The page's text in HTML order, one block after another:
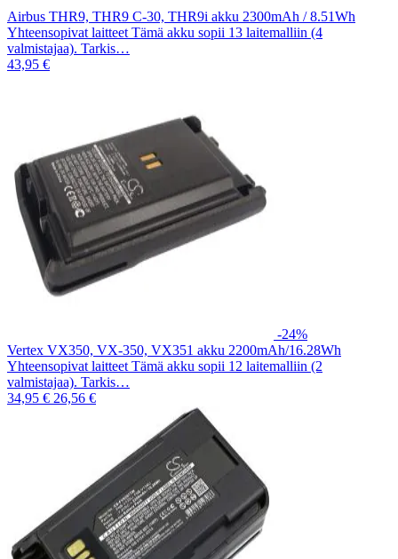
Airbus THR9, THR9 C-30, THR9i akku 2300mAh / 8.51Wh
Yhteensopivat laitteet Tämä akku sopii 13 laitemalliin (4
valmistajaa). Tarkis…
43,95 €
-24%
Vertex VX350, VX-350, VX351 akku 2200mAh/16.28Wh
Yhteensopivat laitteet Tämä akku sopii 12 laitemalliin (2
valmistajaa). Tarkis…
34,95 € 26,56 €